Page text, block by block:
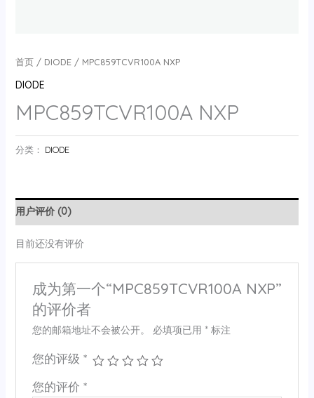
首页/ DIODE/ MPC859TCVR100A NXP
DIODE
MPC859TCVR100A NXP
分类： DIODE
用户评价 (0)
目前还没有评价
成为第一个“MPC859TCVR100A NXP”
的评价者
您的邮箱地址不会被公开。 必填项已用 *标注
您的评级 *
您的评价 *